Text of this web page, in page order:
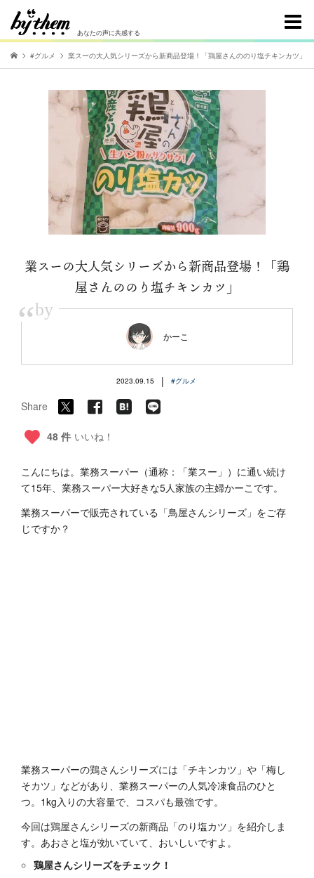
あなたの声に共感する
#グルメ 業スーの大人気シリーズから新商品登場！「鶏屋さんののり塩チキンカツ」
業スーの大人気シリーズから新商品登場！「鶏
屋さんののり塩チキンカツ」
“by
かーこ
2023.09.15 | #グルメ
Share
48 件 いいね！
こんにちは。業務スーパー（通称：「業スー」）に通い続け
て15年、業務スーパー大好きな5人家族の主婦かーこです。
業務スーパーで販売されている「鳥屋さんシリーズ」をご存
じですか？
業務スーパーの鶏さんシリーズには「チキンカツ」や「梅し
そカツ」などがあり、業務スーパーの人気冷凍食品のひと
つ。1kg入りの大容量で、コスパも最強です。
今回は鶏屋さんシリーズの新商品「のり塩カツ」を紹介しま
す。あおさと塩が効いていて、おいしいですよ。
鶏屋さんシリーズをチェック！